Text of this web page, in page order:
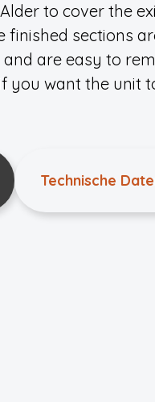
to cover the
finished sections
and are easy to
you want the unit
Technische